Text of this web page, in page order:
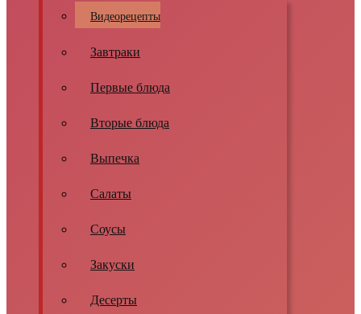
Видеорецепты
Завтраки
Первые блюда
Вторые блюда
Выпечка
Салаты
Соусы
Закуски
Десерты